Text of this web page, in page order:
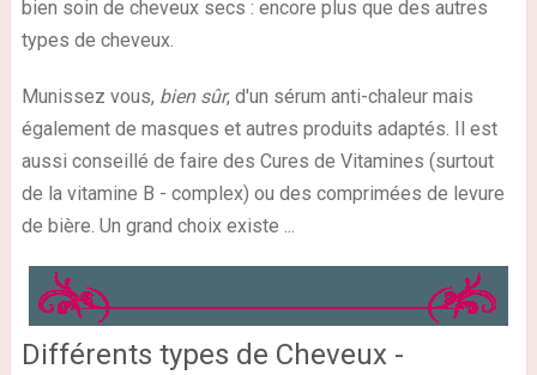
bien soin de cheveux secs : encore plus que des autres
types de cheveux.
Munissez vous, bien sûr, d'un sérum anti-chaleur mais
également de masques et autres produits adaptés. Il est
aussi conseillé de faire des Cures de Vitamines (surtout
de la vitamine B - complex) ou des comprimées de levure
de bière. Un grand choix existe ...
Différents types de Cheveux -